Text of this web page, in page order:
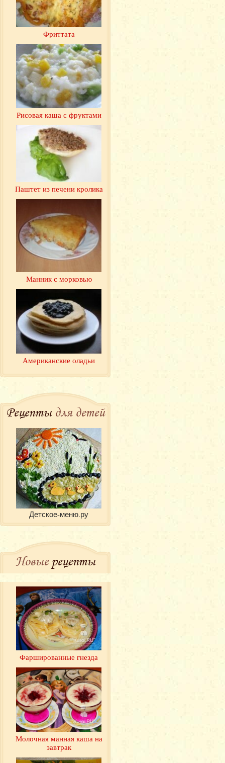
Фриттата
Рисовая каша с фруктами
Паштет из печени кролика
Манник с морковью
Американские оладьи
Рецепты для детей
Детское-меню.ру
Новыерецепты
Фаршированные гнезда
Молочная манная каша на
завтрак